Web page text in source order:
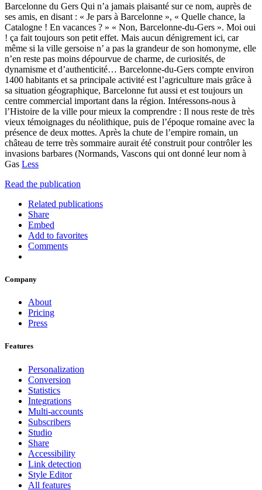
Barcelonne du Gers Qui n’a jamais plaisanté sur ce nom, auprès de
ses amis, en disant : « Je pars à Barcelonne », « Quelle chance, la
Catalogne ! En vacances ? » « Non, Barcelonne-du-Gers ». Moi oui
! ça fait toujours son petit effet. Mais aucun dénigrement ici, car
même si la ville gersoise n’ a pas la grandeur de son homonyme, elle
n’en reste pas moins dépourvue de charme, de curiosités, de
dynamisme et d’authenticité… Barcelonne-du-Gers compte environ
1400 habitants et sa principale activité est l’agriculture mais grâce à
sa situation géographique, Barcelonne fut aussi et est toujours un
centre commercial important dans la région. Intéressons-nous à
l’Histoire de la ville pour mieux la comprendre : Il nous reste de très
vieux témoignages du néolithique, puis de l’époque romaine avec la
présence de deux mottes. Après la chute de l’empire romain, un
château de terre très sommaire aurait été construit pour contrôler les
invasions barbares (Normands, Vascons qui ont donné leur nom à
Gas Less
Read the publication
Related publications
Share
Embed
Add to favorites
Comments
Company
About
Pricing
Press
Features
Personalization
Conversion
Statistics
Integrations
Multi-accounts
Subscribers
Studio
Share
Accessibility
Link detection
Style Editor
All features